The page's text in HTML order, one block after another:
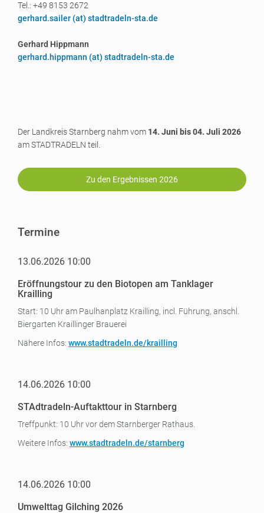
Tel.: +49 8153 2672
gerhard.sailer (at) stadtradeln-sta.de
Gerhard Hippmann
gerhard.hippmann (at) stadtradeln-sta.de
Der Landkreis Starnberg nahm vom 14. Juni bis 04. Juli 2026
am STADTRADELN teil.
Zu den Ergebnissen 2026
Termine
13.06.2026 10:00
Eröffnungstour zu den Biotopen am Tanklager
Krailling
Start: 10 Uhr am Paulhanplatz Krailling, incl. Führung, anschl.
Biergarten Kraillinger Brauerei
Nähere Infos: www.stadtradeln.de/krailling
14.06.2026 10:00
STAdtradeln-Auftakttour in Starnberg
Treffpunkt: 10 Uhr vor dem Starnberger Rathaus.
Weitere Infos: www.stadtradeln.de/starnberg
14.06.2026 10:00
Umwelttag Gilching 2026